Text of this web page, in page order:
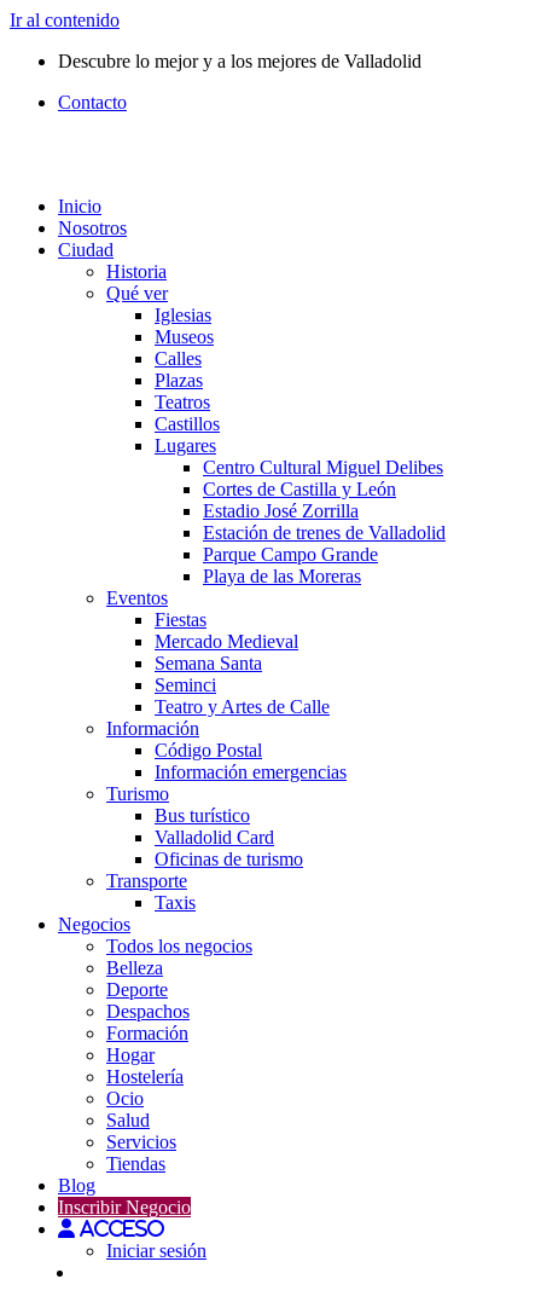
Ir al contenido
Descubre lo mejor y a los mejores de Valladolid
Contacto
Inicio
Nosotros
Ciudad
Historia
Qué ver
Iglesias
Museos
Calles
Plazas
Teatros
Castillos
Lugares
Centro Cultural Miguel Delibes
Cortes de Castilla y León
Estadio José Zorrilla
Estación de trenes de Valladolid
Parque Campo Grande
Playa de las Moreras
Eventos
Fiestas
Mercado Medieval
Semana Santa
Seminci
Teatro y Artes de Calle
Información
Código Postal
Información emergencias
Turismo
Bus turístico
Valladolid Card
Oficinas de turismo
Transporte
Taxis
Negocios
Todos los negocios
Belleza
Deporte
Despachos
Formación
Hogar
Hostelería
Ocio
Salud
Servicios
Tiendas
Blog
Inscribir Negocio
Acceso
Iniciar sesión